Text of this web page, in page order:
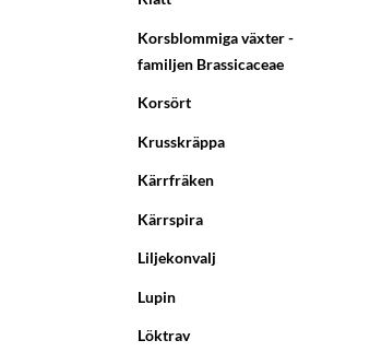
Korsblommiga växter -
familjen Brassicaceae
Korsört
Krusskräppa
Kärrfräken
Kärrspira
Liljekonvalj
Lupin
Löktrav